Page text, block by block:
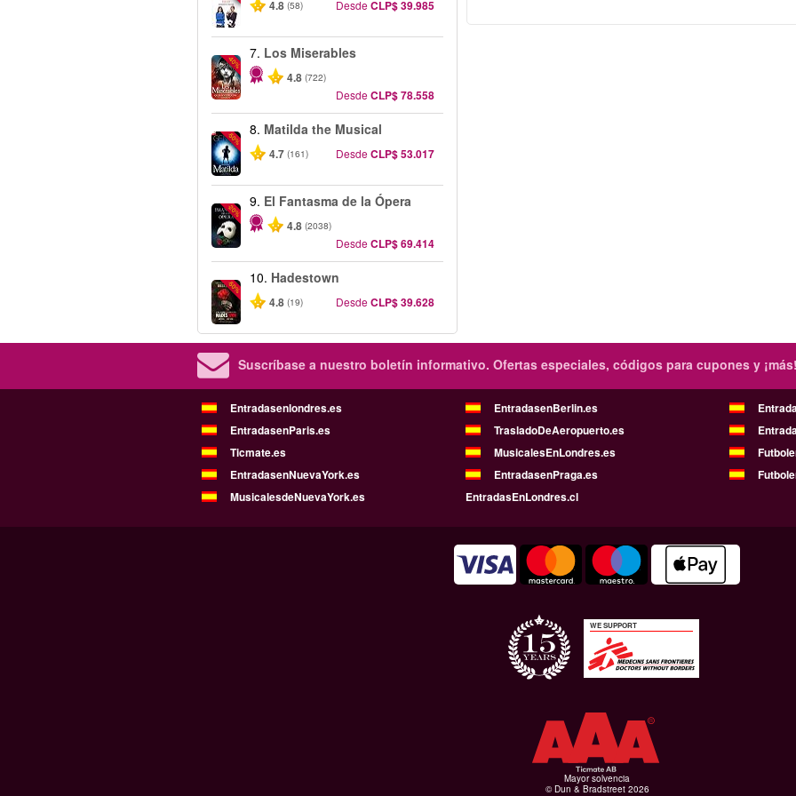
4.8 (58) DesdeCLP$ 39.985
-40%
7. Los Miserables
4.8 (722)
DesdeCLP$ 78.558
-50%
8. Matilda the Musical
4.7 (161) DesdeCLP$ 53.017
-20%
9. El Fantasma de la Ópera
4.8 (2038)
DesdeCLP$ 69.414
-50%
10. Hadestown
4.8 (19) DesdeCLP$ 39.628
Suscríbase a nuestro boletín informativo. Ofertas especiales, códigos para cupones y
Entradasenlondres.es EntradasenBerlin.es
EntradasenParis.es
TrasladoDeAeropuerto.es
Ticmate.es
MusicalesEnLondres.es
EntradasenNuevaYork.es
EntradasenPraga.es
MusicalesdeNuevaYork.es
EntradasEnLondres.cl
WE SUPPORT
Mayor solvencia
© Dun & Bradstreet 2026